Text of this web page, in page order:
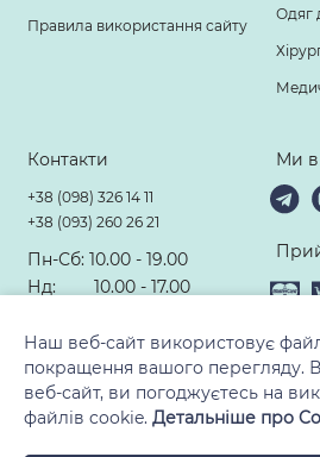
Правила використання сайту
Одяг
Контакти
+38 (098) 326 14 11
+38 (093) 260 26 21
Пн-Сб: 10.00 - 19.00
Нд: 10.00 - 17.00
Ми
Наш веб-сайт використовує
покращення вашого перегляду.
веб-сайт, ви погоджуєтесь на
файлів cookie. Детальніше про